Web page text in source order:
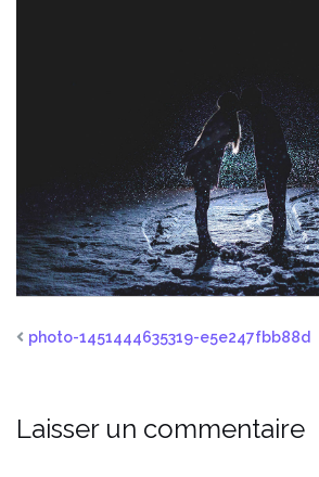
photo-1451444635319-e5e247fbb88d
Laisser un commentaire